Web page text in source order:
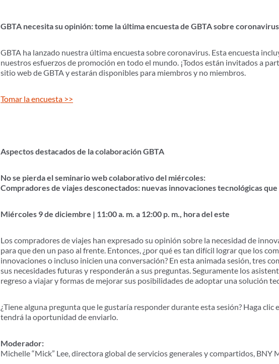
GBTA necesita su opinión: tome la última encuesta de GBTA sobre coronavirus
GBTA ha lanzado nuestra última encuesta sobre coronavirus. Esta encuesta
nuestros esfuerzos de promoción en todo el mundo. ¡Todos están invitados a
sitio web de GBTA y estarán disponibles para miembros y no miembros.
Tomar la encuesta >>
Aspectos destacados de la colaboración GBTA
No se pierda el seminario web colaborativo del miércoles:
Compradores de viajes desconectados: nuevas innovaciones tecnológicas
Miércoles 9 de diciembre | 11:00 a. m. a 12:00 p. m., hora del este
Los compradores de viajes han expresado su opinión sobre la necesidad de
para que den un paso al frente. Entonces, ¿por qué es tan difícil lograr que los
innovaciones o incluso inicien una conversación? En esta animada sesión, tres
sus necesidades futuras y responderán a sus preguntas. Seguramente los
regreso a viajar y formas de mejorar sus posibilidades de adoptar una solución
¿Tiene alguna pregunta que le gustaría responder durante esta sesión? Haga
tendrá la oportunidad de enviarlo.
Moderador:
Michelle “Mick” Lee, directora global de servicios generales y compartidos, BNY